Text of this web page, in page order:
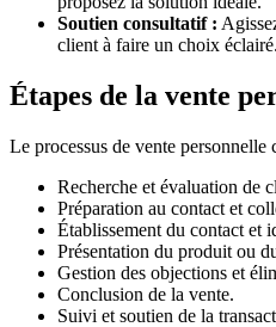
Soutien consultatif :
client à faire un choix éclairé.
Étapes de la vente
Le processus de vente personnelle
Recherche et évaluation de
Préparation au contact et
Établissement du contact et
Présentation du produit ou
Gestion des objections et
Conclusion de la vente.
Suivi et soutien de la